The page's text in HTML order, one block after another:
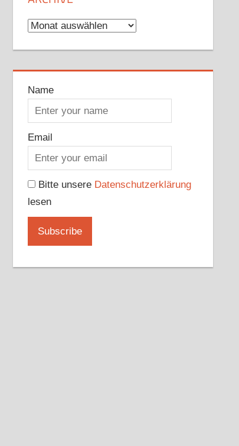
Archive
Name
Email
Bitte unsere Datenschutzerklärung
lesen